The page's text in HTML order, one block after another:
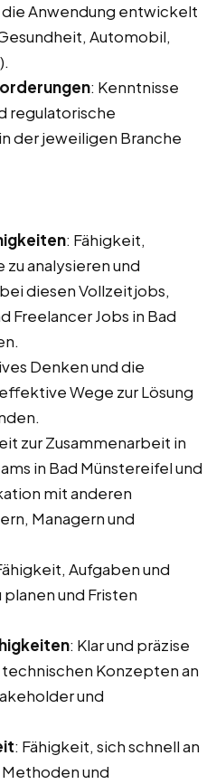
Anwendung entwickelt
Automobil,
: Kenntnisse
regulatorische
der jeweiligen Branche
: Fähigkeit,
analysieren und
diesen Vollzeitjobs,
Freelancer Jobs in Bad
Denken und die
Wege zur Lösung
zur Zusammenarbeit in
in Bad Münstereifel und
mit anderen
Managern und
Aufgaben und
und Fristen
: Klar und präzise
Konzepten an
und
: Fähigkeit, sich schnell an
und